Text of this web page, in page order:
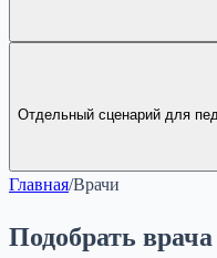
Отдельный сценарий для
Главная/Врачи
Подобрать